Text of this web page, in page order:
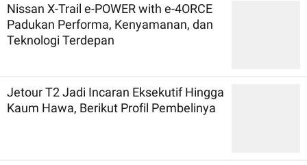
Nissan X-Trail e-POWER with e-4ORCE
Padukan Performa, Kenyamanan, dan
Teknologi Terdepan
Jetour T2 Jadi Incaran Eksekutif Hingga
Kaum Hawa, Berikut Profil Pembelinya